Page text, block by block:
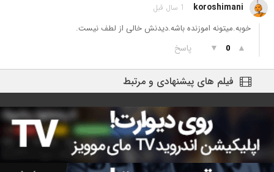
koroshimani 1 سال قبل
خوبه.میتونه اموزنده باشه.دیدنش خالی از لطف نیست.
▲
0
▼ پاسخ
فیلم های پیشنهادی و مرتبط